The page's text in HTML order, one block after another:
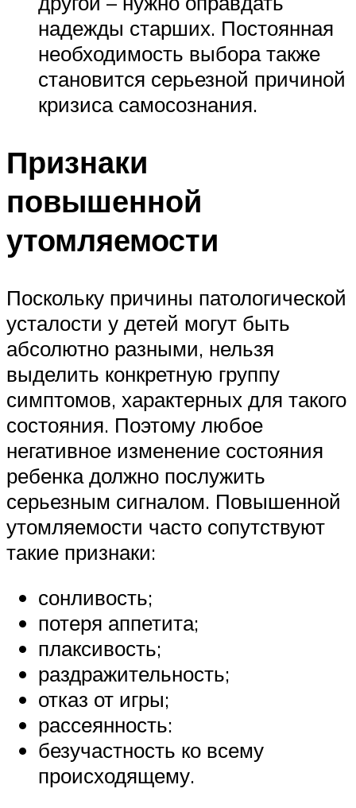
надежды старших. Постоянная
необходимость выбора также
становится серьезной причиной
кризиса самосознания.
Признаки
повышенной
утомляемости
Поскольку причины патологической
усталости у детей могут быть
абсолютно разными, нельзя
выделить конкретную группу
симптомов, характерных для такого
состояния. Поэтому любое
негативное изменение состояния
ребенка должно послужить
серьезным сигналом. Повышенной
утомляемости часто сопутствуют
такие признаки:
сонливость;
потеря аппетита;
плаксивость;
раздражительность;
отказ от игры;
рассеянность:
безучастность ко всему
происходящему.